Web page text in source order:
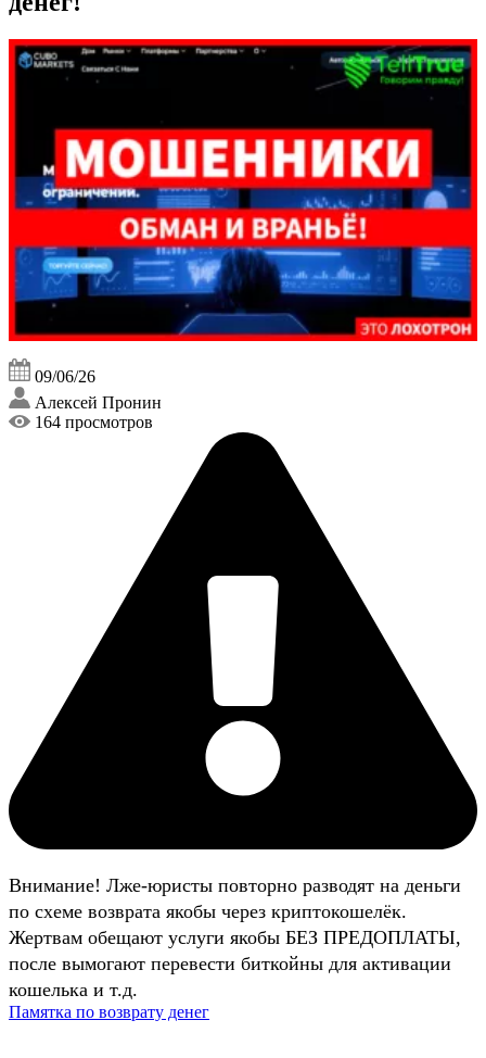
09/06/26
Алексей Пронин
164 просмотров
Внимание! Лже-юристы повторно разводят на деньги
по схеме возврата якобы через криптокошелёк.
Жертвам обещают услуги якобы БЕЗ ПРЕДОПЛАТЫ,
после вымогают перевести биткойны для активации
кошелька и т.д.
Памятка по возврату денег